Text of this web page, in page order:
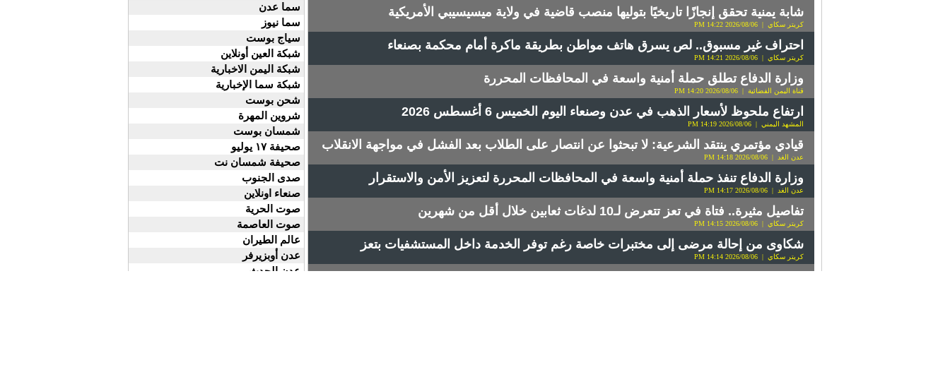
شابة يمنية تحقق إنجازًا تاريخيًا بتوليها منصب قاضية في ولاية ميسيسيبي الأمريكية
كريتر سكاي | 2026/08/06 14:22 PM
احتراف غير مسبوق.. لص يسرق هاتف مواطن بطريقة ماكرة أمام محكمة بصنعاء
كريتر سكاي | 2026/08/06 14:21 PM
وزارة الدفاع تطلق حملة أمنية واسعة في المحافظات المحررة
قناة اليمن الفضائية | 2026/08/06 14:20 PM
ارتفاع ملحوظ لأسعار الذهب في عدن وصنعاء اليوم الخميس 6 أغسطس 2026
المشهد اليمني | 2026/08/06 14:19 PM
قيادي مؤتمري ينتقد الشرعية: لا تبحثوا عن انتصار على الطلاب بعد الفشل في مواجهة الانقلاب
عدن الغد | 2026/08/06 14:18 PM
وزارة الدفاع تنفذ حملة أمنية واسعة في المحافظات المحررة لتعزيز الأمن والاستقرار
عدن الغد | 2026/08/06 14:17 PM
تفاصيل مثيرة.. فتاة في تعز تتعرض لـ10 لدغات ثعابين خلال أقل من شهرين
كريتر سكاي | 2026/08/06 14:15 PM
شكاوى من إحالة مرضى إلى مختبرات خاصة رغم توفر الخدمة داخل المستشفيات بتعز
كريتر سكاي | 2026/08/06 14:14 PM
سما عدن
سما نيوز
سياج بوست
شبكة العين أونلاين
شبكة اليمن الاخبارية
شبكة سما الإخبارية
شحن بوست
شروين المهرة
شمسان بوست
صحيفة ١٧ يوليو
صحيفة شمسان نت
صدى الجنوب
صنعاء اونلاين
صوت الحرية
صوت العاصمة
عالم الطيران
عدن أوبزيرفر
عدن الحدث